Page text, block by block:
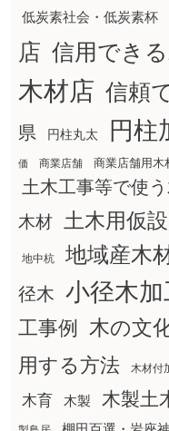
低炭素社会・低炭素杯
店 信用でき
木材店 信頼
県
円柱丸太 円柱
価 商業店舗 商業店舗用木
土木工事等で使
木材
土木用仮
地中杭 地域産木
径木 小径木加
工事例
木の文
用する方法
木材付
木育 木製 木製土